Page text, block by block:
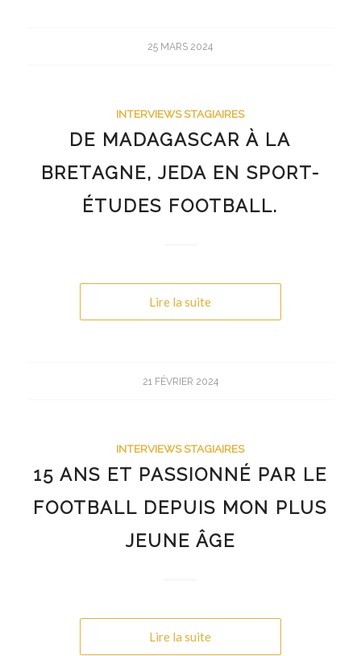
25 MARS 2024
INTERVIEWS STAGIAIRES
DE MADAGASCAR À LA
BRETAGNE, JEDA EN SPORT-
ÉTUDES FOOTBALL.
Lire la suite
21 FÉVRIER 2024
INTERVIEWS STAGIAIRES
15 ANS ET PASSIONNÉ PAR LE
FOOTBALL DEPUIS MON PLUS
JEUNE ÂGE
Lire la suite